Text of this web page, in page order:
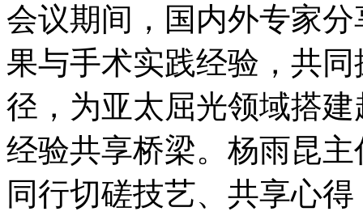
会议期间，国内外专家
果与手术实践经验，共
径，为亚太屈光领域搭
经验共享桥梁。杨雨昆
同行切磋技艺、共享心